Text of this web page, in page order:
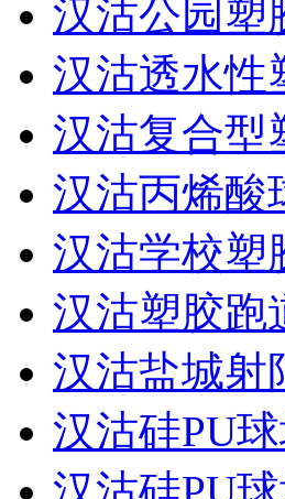
汉沽公园塑
汉沽透水性
汉沽复合型
汉沽丙烯酸
汉沽学校塑
汉沽塑胶跑
汉沽盐城射
汉沽硅PU